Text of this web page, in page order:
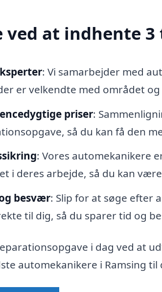
ved at indhente
: Vi samarbejder med
er velkendte med området
priser:
så du kan få den
: Vores automekanikere
i deres arbejde, så du kan
besvær: Slip for at søge efter
til dig, så du sparer tid og
i dag ved at
automekanikere i Ramsing til